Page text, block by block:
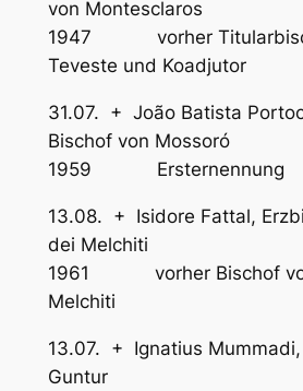
von
1947 vorher
Teveste und Koadjutor
31.07. + João Batista
Bischof von
1959 Ersternennung
13.08. + Isidore Fattal,
dei Melchiti
1961 vorher Bischof
Melchiti
13.07. + Ignatius
Guntur